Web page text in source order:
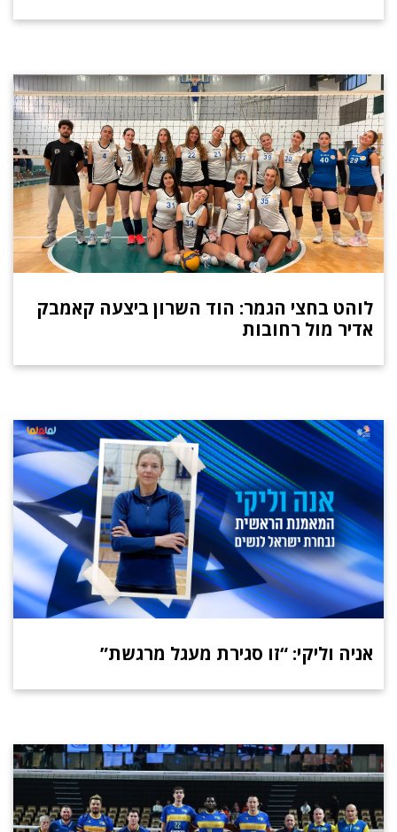
לוהט בחצי הגמר: הוד השרון ביצעה קאמבק
אדיר מול רחובות
אניה וליקי: “זו סגירת מעגל מרגשת”